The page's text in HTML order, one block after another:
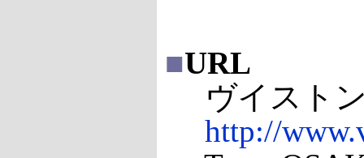
■URL
ヴイスト
http://